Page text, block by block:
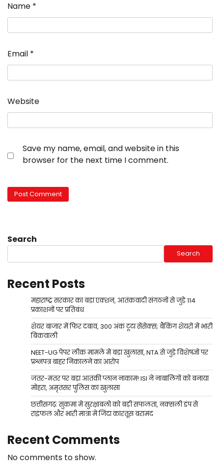
Name *
Email *
Website
Save my name, email, and website in this
browser for the next time I comment.
Search
Search
Recent Posts
महाराष्ट्र सरकार का बड़ा एक्शन, आतंकवादी संगठनों से जुड़े 114
प्रकाशनों पर प्रतिबंध
शेयर बाजार में फिर दबाव, 300 अंक टूटा सेंसेक्स; बैंकिंग शेयरों में भारी
बिकवाली
NEET-UG पेपर लीक मामले में बड़ा खुलासा, NTA से जुड़े विशेषज्ञों पर
प्रश्नपत्र बाहर निकालने का आरोप
जंतर-मंतर पर बड़ा आतंकी प्लान नाकाम! ISI ने नाबालिगों को बनाया
मोहरा, अमृतसर पुलिस का खुलासा
छत्तीसगढ़: सुकमा में सुरक्षाबलों को बड़ी सफलता, नक्सली डंप से
राइफल और भारी मात्रा में जिंदा कारतूस बरामद
Recent Comments
No comments to show.